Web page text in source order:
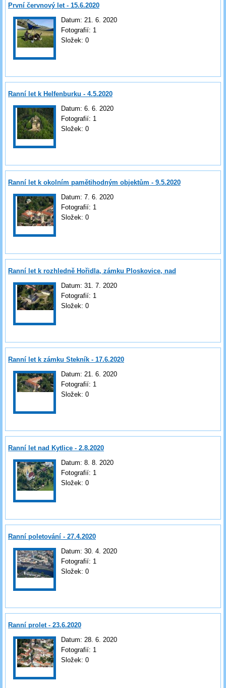
První červnový let - 15.6.2020
Datum: 21. 6. 2020
Fotografií: 1
Složek: 0
Ranní let k Helfenburku - 4.5.2020
Datum: 6. 6. 2020
Fotografií: 1
Složek: 0
Ranní let k okolním pamětihodným objektům - 9.5.2020
Datum: 7. 6. 2020
Fotografií: 1
Složek: 0
Ranní let k rozhledně Hořidla, zámku Ploskovice, nad
Litoměřice
Datum: 31. 7. 2020
Fotografií: 1
Složek: 0
Ranní let k zámku Stekník - 17.6.2020
Datum: 21. 6. 2020
Fotografií: 1
Složek: 0
Ranní let nad Kytlice - 2.8.2020
Datum: 8. 8. 2020
Fotografií: 1
Složek: 0
Ranní poletování - 27.4.2020
Datum: 30. 4. 2020
Fotografií: 1
Složek: 0
Ranní prolet - 23.6.2020
Datum: 28. 6. 2020
Fotografií: 1
Složek: 0